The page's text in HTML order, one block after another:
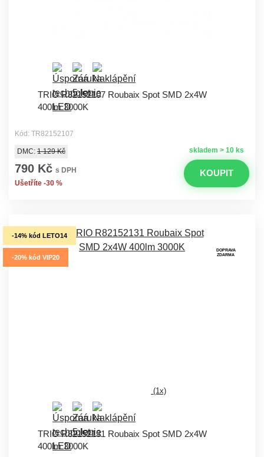
TRIO R82152107 Roubaix Spot SMD 2x4W
400lm 3000K
Kód: TR82152107
skladem > 10 ks
DMC: 1 129 Kč
790 Kč s DPH
Ušetříte -30 %
KOUPIT
-14% kód LETO14
-20% kód VIP20
DOPRAVA
ZDARMA
(1x)
TRIO R82152131 Roubaix Spot SMD 2x4W
400lm 3000K